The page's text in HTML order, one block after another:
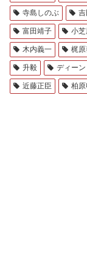
寺島しのぶ 吉
富田靖子 小
木内義一 梶原
升毅 ディー
近藤正臣 柏原